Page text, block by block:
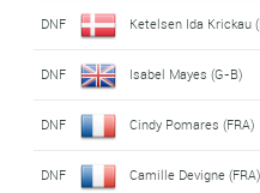
DNF Ketelsen Ida Krickau
DNF Isabel Mayes (G-B)
DNF Cindy Pomares (FRA)
DNF Camille Devigne (FRA)